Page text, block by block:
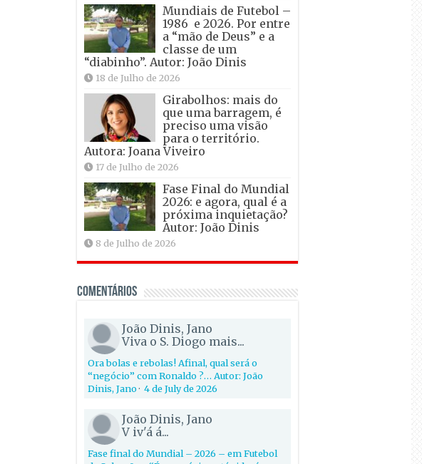
Mundiais de Futebol –
1986 e 2026. Por entre
a “mão de Deus” e a
classe de um
“diabinho”. Autor: João Dinis
18 de Julho de 2026
Girabolhos: mais do
que uma barragem, é
preciso uma visão
para o território.
Autora: Joana Viveiro
17 de Julho de 2026
Fase Final do Mundial
2026: e agora, qual é a
próxima inquietação?
Autor: João Dinis
8 de Julho de 2026
Comentários
João Dinis, Jano
Viva o S. Diogo mais...
Ora bolas e rebolas! Afinal, qual será o
“negócio” com Ronaldo ?… Autor: João
Dinis, Jano· 4 de July de 2026
João Dinis, Jano
V iv'á á...
Fase final do Mundial – 2026 – em Futebol